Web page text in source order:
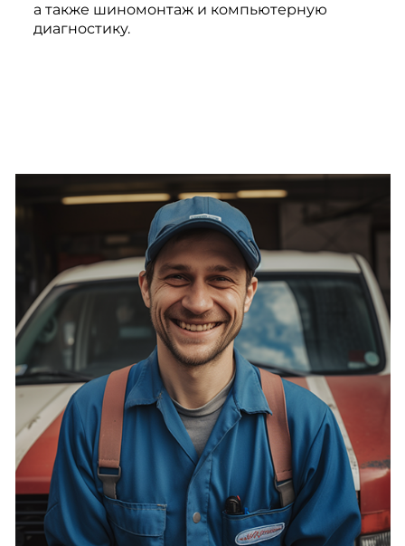
а также шиномонтаж и компьютерную
диагностику.